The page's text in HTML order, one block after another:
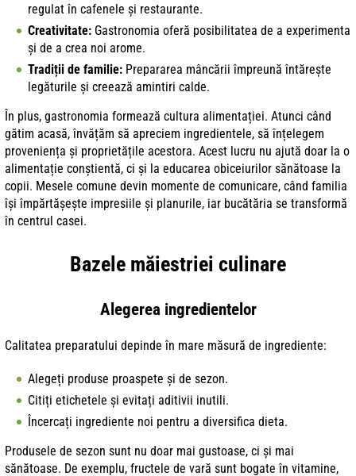
regulat în cafenele și restaurante.
Creativitate: Gastronomia oferă posibilitatea de a experimenta
și de a crea noi arome.
Tradiții de familie: Prepararea mâncării împreună întărește
legăturile și creează amintiri calde.
În plus, gastronomia formează cultura alimentației. Atunci când
gătim acasă, învățăm să apreciem ingredientele, să înțelegem
proveniența și proprietățile acestora. Acest lucru nu ajută doar la o
alimentație conștientă, ci și la educarea obiceiurilor sănătoase la
copii. Mesele comune devin momente de comunicare, când familia
își împărtășește impresiile și planurile, iar bucătăria se transformă
în centrul casei.
Bazele măiestriei culinare
Alegerea ingredientelor
Calitatea preparatului depinde în mare măsură de ingrediente:
Alegeți produse proaspete și de sezon.
Citiți etichetele și evitați aditivii inutili.
Încercați ingrediente noi pentru a diversifica dieta.
Produsele de sezon sunt nu doar mai gustoase, ci și mai
sănătoase. De exemplu, fructele de vară sunt bogate în vitamine,